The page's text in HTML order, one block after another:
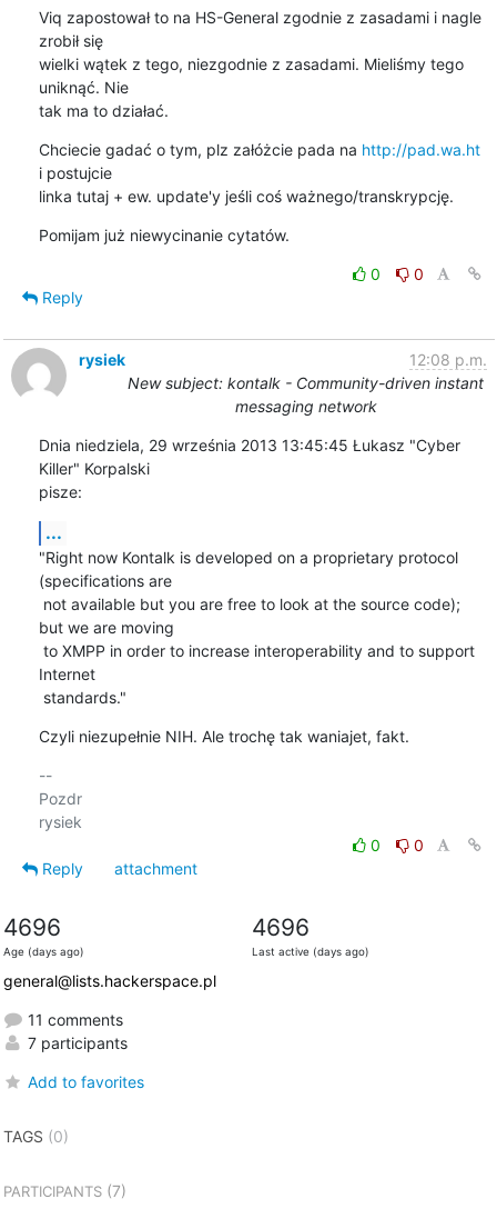
Viq zapostował to na HS-General zgodnie z zasadami i nagle
zrobił się
wielki wątek z tego, niezgodnie z zasadami. Mieliśmy tego
uniknąć. Nie
tak ma to działać.
Chciecie gadać o tym, plz załóżcie pada na http://pad.wa.ht
i postujcie
linka tutaj + ew. update'y jeśli coś ważnego/transkrypcję.
Pomijam już niewycinanie cytatów.
0
0
Reply
rysiek
12:08 p.m.
New subject: kontalk - Community-driven instant
messaging network
Dnia niedziela, 29 września 2013 13:45:45 Łukasz "Cyber
Killer" Korpalski
pisze:
...
"Right now Kontalk is developed on a proprietary protocol
(specifications are
but we are moving
Internet
standards."
Czyli niezupełnie NIH. Ale trochę tak waniajet, fakt.
--
Pozdr
0
0
Reply
attachment
4696
Age (days ago)
4696
Last active (days ago)
general@lists.hackerspace.pl
11 comments
7 participants
Add to favorites
TAGS (0)
PARTICIPANTS(7)